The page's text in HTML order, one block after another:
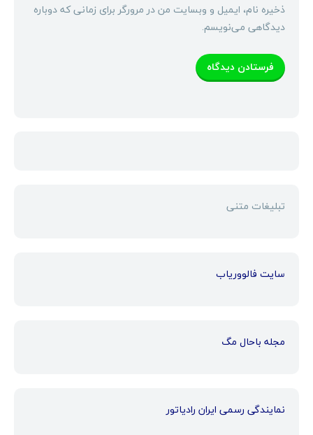
ذخیره نام، ایمیل و وبسایت من در مرورگر برای زمانی که دوباره
دیدگاهی می‌نویسم.
تبلیغات متنی
سایت فالووریاب
مجله باحال مگ
نمایندگی رسمی ایران رادیاتور